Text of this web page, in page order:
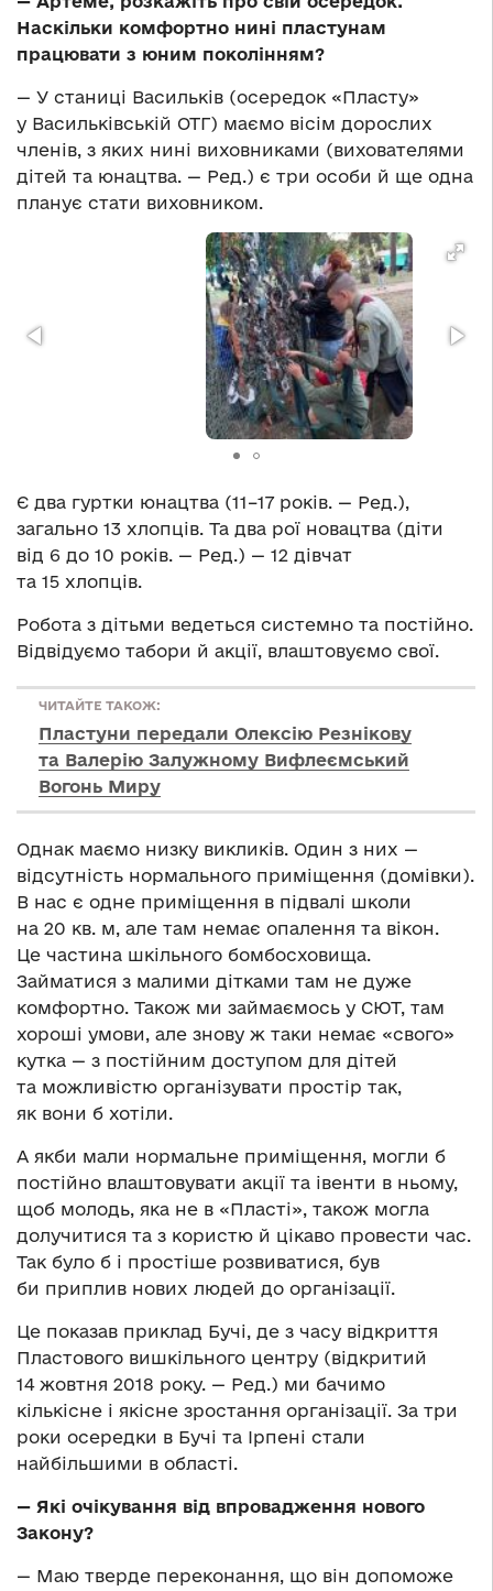
Наскільки комфортно нині пластунам
працювати з юним поколінням?
— У станиці Васильків (осередок «Пласту»
у Васильківській ОТГ) маємо вісім дорослих
членів, з яких нині виховниками (вихователями
дітей та юнацтва. — Ред.) є три особи й ще одна
планує стати виховником.
Є два гуртки юнацтва (11–17 років. — Ред.),
загально 13 хлопців. Та два рої новацтва (діти
від 6 до 10 років. — Ред.) — 12 дівчат
та 15 хлопців.
Робота з дітьми ведеться системно та постійно.
Відвідуємо табори й акції, влаштовуємо свої.
ЧИТАЙТЕ ТАКОЖ:
Пластуни передали Олексію Резнікову
та Валерію Залужному Вифлеємський
Вогонь Миру
Однак маємо низку викликів. Один з них —
відсутність нормального приміщення (домівки).
В нас є одне приміщення в підвалі школи
на 20 кв. м, але там немає опалення та вікон.
Це частина шкільного бомбосховища.
Займатися з малими дітками там не дуже
комфортно. Також ми займаємось у СЮТ, там
хороші умови, але знову ж таки немає «свого»
кутка — з постійним доступом для дітей
та можливістю організувати простір так,
як вони б хотіли.
А якби мали нормальне приміщення, могли б
постійно влаштовувати акції та івенти в ньому,
щоб молодь, яка не в «Пласті», також могла
долучитися та з користю й цікаво провести час.
Так було б і простіше розвиватися, був
би приплив нових людей до організації.
Це показав приклад Бучі, де з часу відкриття
Пластового вишкільного центру (відкритий
14 жовтня 2018 року. — Ред.) ми бачимо
кількісне і якісне зростання організації. За три
роки осередки в Бучі та Ірпені стали
найбільшими в області.
— Які очікування від впровадження нового
Закону?
— Маю тверде переконання, що він допоможе